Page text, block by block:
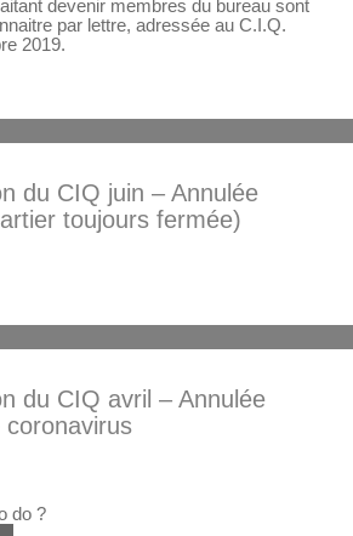
devenir membres du bureau sont
par lettre, adressée au C.I.Q.
2019.
du CIQ juin – Annulée
toujours fermée)
du CIQ avril – Annulée
do ?